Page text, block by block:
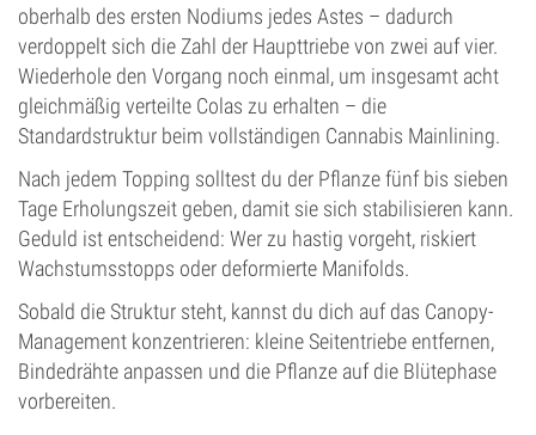
oberhalb des ersten Nodiums jedes Astes – dadurch
verdoppelt sich die Zahl der Haupttriebe von zwei auf vier.
Wiederhole den Vorgang noch einmal, um insgesamt acht
gleichmäßig verteilte Colas zu erhalten – die
Standardstruktur beim vollständigen Cannabis Mainlining.
Nach jedem Topping solltest du der Pflanze fünf bis sieben
Tage Erholungszeit geben, damit sie sich stabilisieren kann.
Geduld ist entscheidend: Wer zu hastig vorgeht, riskiert
Wachstumsstopps oder deformierte Manifolds.
Sobald die Struktur steht, kannst du dich auf das Canopy-
Management konzentrieren: kleine Seitentriebe entfernen,
Bindedrähte anpassen und die Pflanze auf die Blütephase
vorbereiten.